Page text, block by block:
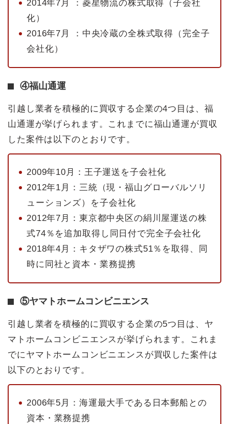
2014年7月 ：菱星物流の株式取得（子会社
化）
2016年7月 ：中央冷蔵の全株式取得（完全子
会社化）
④福山通運
引越し業者を積極的に買収する企業の4つ目は、福
山通運が挙げられます。これまでに福山通運が買収
した案件は以下のとおりです。
2009年10月：王子運送を子会社化
2012年1月：三統（現・福山グローバルソリ
ューションズ）を子会社化
2012年7月：東京都中央区の絹川屋運送の株
式74％を追加取得し同日付で完全子会社化
2018年4月：キタザワの株式51％を取得、同
時に同社と資本・業務提携
⑤ヤマトホームコンビニエンス
引越し業者を積極的に買収する企業の5つ目は、ヤ
マトホームコンビニエンスが挙げられます。これま
でにヤマトホームコンビニエンスが買収した案件は
以下のとおりです。
2006年5月：海運最大手である日本郵船との
資本・業務提携